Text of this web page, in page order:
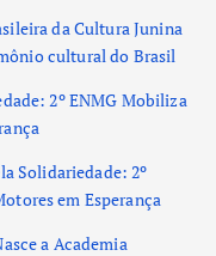
da Cultura Junina
cultural do Brasil
2º ENMG Mobiliza
Solidariedade: 2º
em Esperança
a Academia